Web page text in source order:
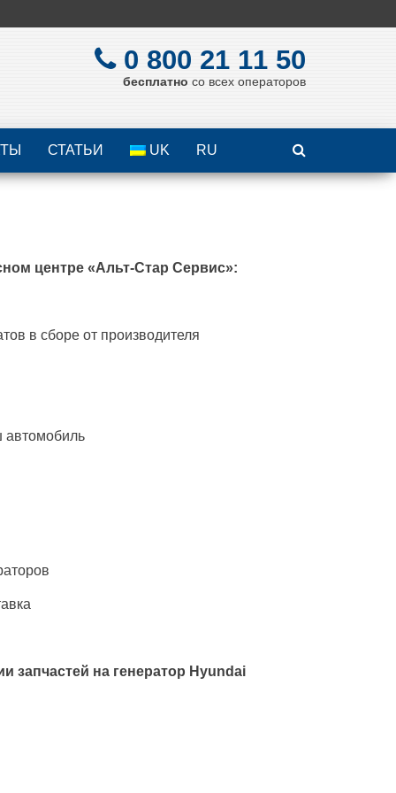
0 800 21 11 50
бесплатно со всех операторов
СТАТЬИ UK RU
центре «Альт-Стар Сервис»:
в сборе от производителя
автомобиль
запчастей на генератор Hyundai